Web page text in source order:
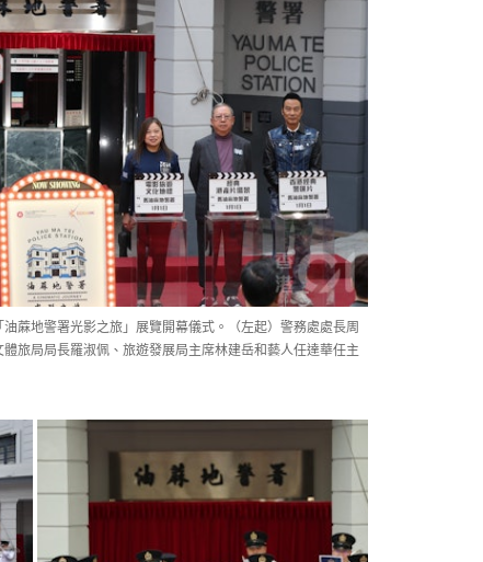
蔴地警署光影之旅」展覽開幕儀式。（左起）警務處處長周
旅局局長羅淑佩、旅遊發展局主席林建岳和藝人任達華任主